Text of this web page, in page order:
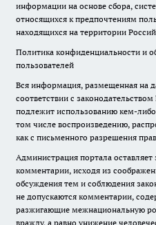
информации на основе сбора,
относящихся к предпочтениям
находящихся на территории
Политика конфиденциальности и
пользователей
Вся информация, размещенная на
соответствии с
подлежит использованию кем-
том числе воспроизведению,
как с письменного разрешения
Администрация портала
комментарии, исходя из
обсуждения тем и соблюдения
не допускаются комментарии,
разжигающие межнациональную
вражду, а равно унижение